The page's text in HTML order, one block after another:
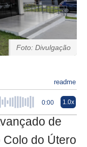
Foto: Divulgação
readme
0:00 1.0x
de
do Útero